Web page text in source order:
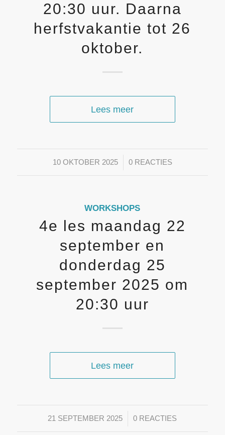
20:30 uur. Daarna
herfstvakantie tot 26
oktober.
Lees meer
10 OKTOBER 2025
/ 0 REACTIES
WORKSHOPS
4e les maandag 22
september en
donderdag 25
september 2025 om
20:30 uur
Lees meer
21 SEPTEMBER 2025
/ 0 REACTIES